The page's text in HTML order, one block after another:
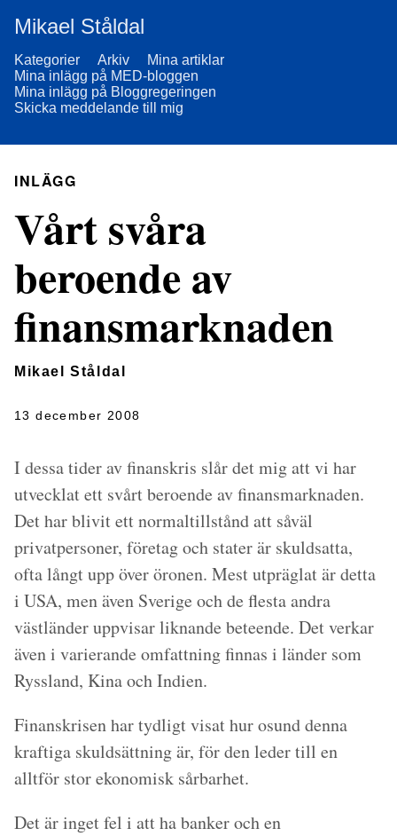
Mikael Ståldal
Kategorier Arkiv
Mina artiklar
Mina inlägg på MED-bloggen
Mina inlägg på Bloggregeringen
Skicka meddelande till mig
INLÄGG
Vårt svåra
beroende av
finansmarknaden
Mikael Ståldal
13 december 2008
I dessa tider av finanskris slår det mig att vi har
utvecklat ett svårt beroende av finansmarknaden.
Det har blivit ett normaltillstånd att såväl
privatpersoner, företag och stater är skuldsatta,
ofta långt upp över öronen. Mest utpräglat är detta
i USA, men även Sverige och de flesta andra
västländer uppvisar liknande beteende. Det verkar
även i varierande omfattning finnas i länder som
Ryssland, Kina och Indien.
Finanskrisen har tydligt visat hur osund denna
kraftiga skuldsättning är, för den leder till en
alltför stor ekonomisk sårbarhet.
Det är inget fel i att ha banker och en